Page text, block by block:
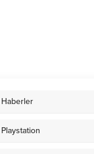
Haberler
Playstation